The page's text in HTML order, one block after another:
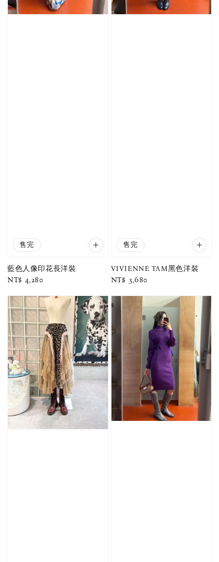
售完
藍色人像印花長洋裝
Regular
NT$ 4,280
售完
VIVIENNE TAM黑色洋裝
Regular
NT$ 3,680